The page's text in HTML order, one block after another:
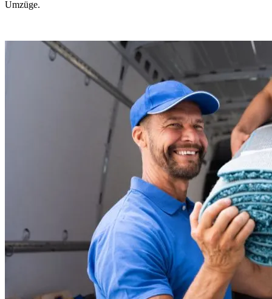
Umzüge.